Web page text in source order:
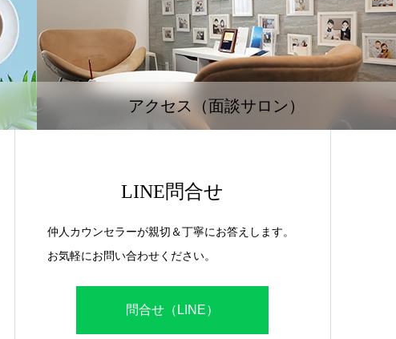
アクセス（面談サロン）
LINE問合せ
仲人カウンセラーが親切＆丁寧にお答えします。
お気軽にお問い合わせください。
問合せ（LINE）